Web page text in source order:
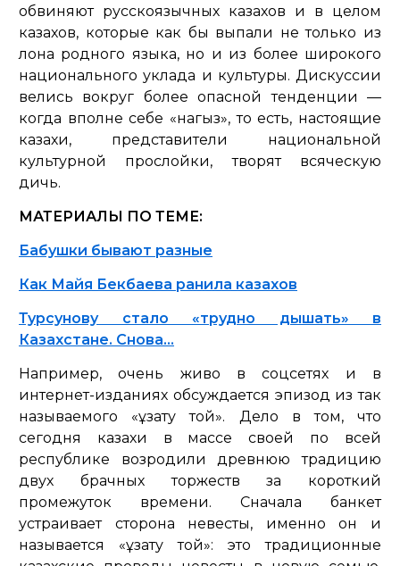
обвиняют русскоязычных казахов и в целом
казахов, которые как бы выпали не только из
лона родного языка, но и из более широкого
национального уклада и культуры. Дискуссии
велись вокруг более опасной тенденции —
когда вполне себе «нагыз», то есть, настоящие
казахи, представители национальной
культурной прослойки, творят всяческую
дичь.
МАТЕРИАЛЫ ПО ТЕМЕ:
Бабушки бывают разные
Как Майя Бекбаева ранила казахов
Турсунову стало «трудно дышать» в
Казахстане. Снова…
Например, очень живо в соцсетях и в
интернет-изданиях обсуждается эпизод из так
называемого «ұзату той». Дело в том, что
сегодня казахи в массе своей по всей
республике возродили древнюю традицию
двух брачных торжеств за короткий
промежуток времени. Сначала банкет
устраивает сторона невесты, именно он и
называется «ұзату той»: это традиционные